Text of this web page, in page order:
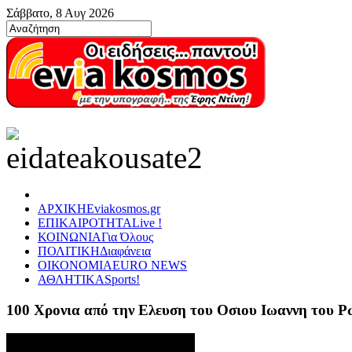
Σάββατο, 8 Αυγ 2026
ΑΡΧΙΚΗEviakosmos.gr
ΕΠΙΚΑΙΡΟΤΗΤΑLive !
ΚΟΙΝΩΝΙΑΓια Όλους
ΠΟΛΙΤΙΚΗΔιαφάνεια
ΟΙΚΟΝΟΜΙΑEURO NEWS
ΑΘΛΗΤΙΚΑSports!
100 Χρονια από την Ελευση του Οσιου Ιωαννη του